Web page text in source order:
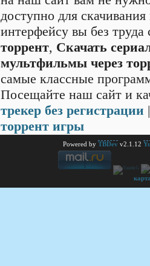
доступно для
интерфейсу вы без
торрент, Скачать
мультфильмы через
самые классные
Посещайте наш сайт и
трекер без регистрации
торрент игры
Powered by TBDev v2.1.12